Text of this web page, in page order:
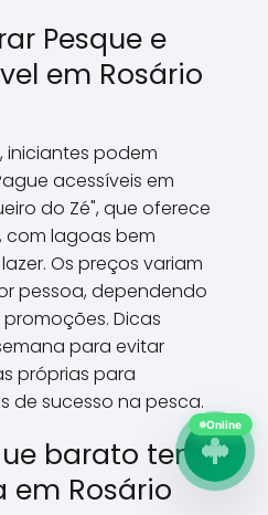
Pesque e
em Rosário
iniciantes podem
acessíveis em
do Zé", que oferece
com lagoas bem
Os preços variam
pessoa, dependendo
Dicas
para evitar
próprias para
de sucesso na pesca.
barato tem
em Rosário
Online